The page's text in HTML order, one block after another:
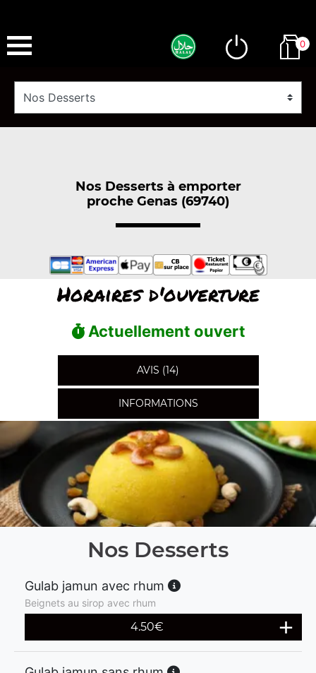
0
Nos Desserts à emporter
proche Genas (69740)
Horaires d'ouverture
Actuellement ouvert
AVIS (14)
INFORMATIONS
Nos Desserts
Gulab jamun avec rhum
Beignets au sirop avec rhum
4.50€